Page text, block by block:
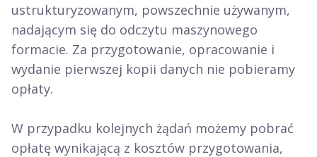
ustrukturyzowanym, powszechnie używanym,
nadającym się do odczytu maszynowego
formacie. Za przygotowanie, opracowanie i
wydanie pierwszej kopii danych nie pobieramy
opłaty.
W przypadku kolejnych żądań możemy pobrać
opłatę wynikającą z kosztów przygotowania,